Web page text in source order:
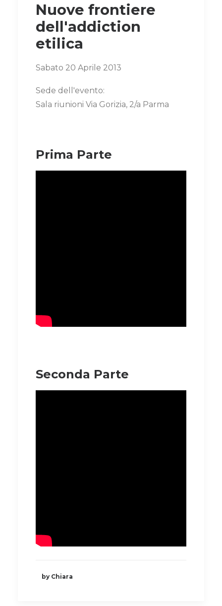
Nuove frontiere
dell'addiction
etilica
Sabato 20 Aprile 2013
Sede dell'evento:
Sala riunioni Via Gorizia, 2/a Parma
Prima Parte
Seconda Parte
by Chiara